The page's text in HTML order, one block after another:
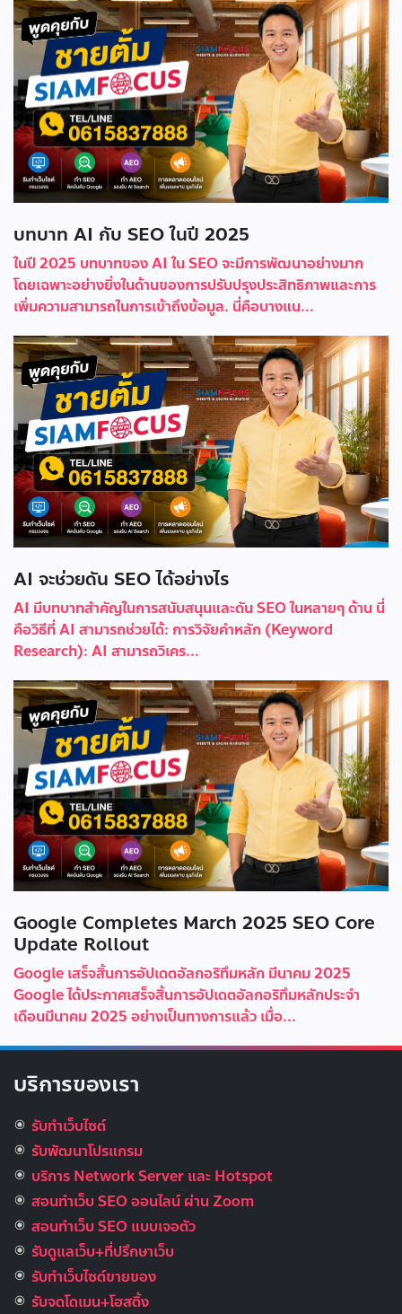
บทบาท AI กับ SEO ในปี 2025
ในปี 2025 บทบาทของ AI ใน SEO จะมีการพัฒนาอย่างมาก
โดยเฉพาะอย่างยิ่งในด้านของการปรับปรุงประสิทธิภาพและการ
เพิ่มความสามารถในการเข้าถึงข้อมูล. นี่คือบางแน...
AI จะช่วยดัน SEO ได้อย่างไร
AI มีบทบาทสำคัญในการสนับสนุนและดัน SEO ในหลายๆ ด้าน นี่
คือวิธีที่ AI สามารถช่วยได้: การวิจัยคำหลัก (Keyword
Research): AI สามารถวิเคร...
Google Completes March 2025 SEO Core
Update Rollout
Google เสร็จสิ้นการอัปเดตอัลกอริทึมหลัก มีนาคม 2025
Google ได้ประกาศเสร็จสิ้นการอัปเดตอัลกอริทึมหลักประจำ
เดือนมีนาคม 2025 อย่างเป็นทางการแล้ว เมื่อ...
บริการของเรา
รับทำเว็บไซต์
รับพัฒนาโปรแกรม
บริการ Network Server และ Hotspot
สอนทำเว็บ SEO ออนไลน์ ผ่าน Zoom
สอนทำเว็บ SEO แบบเจอตัว
รับดูแลเว็บ+ที่ปรึกษาเว็บ
รับทําเว็บไซต์ขายของ
รับจดโดเมน+โฮสติ้ง